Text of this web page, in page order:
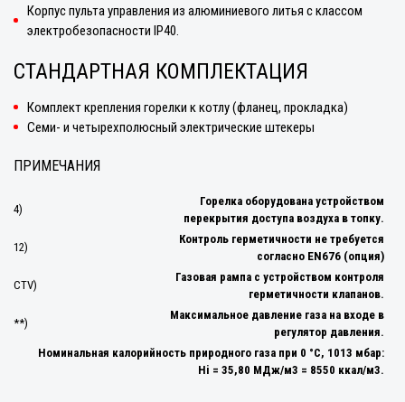
Корпус пульта управления из алюминиевого литья с классом
электробезопасности IP40.
СТАНДАРТНАЯ КОМПЛЕКТАЦИЯ
Комплект крепления горелки к котлу (фланец, прокладка)
Семи- и четырехполюсный электрические штекеры
ПРИМЕЧАНИЯ
4)
Горелка оборудована устройством
перекрытия доступа воздуха в топку.
12)
Контроль герметичности не требуется
согласно EN676 (опция)
CTV)
Газовая рампа с устройством контроля
герметичности клапанов.
**)
Максимальное давление газа на входе в
регулятор давления.
Номинальная калорийность природного газа при 0 °C, 1013 мбар:
Hi = 35,80 МДж/м3 = 8550 ккал/м3.